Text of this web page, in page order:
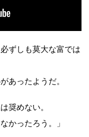
ずしも莫大な富では
あったようだ。
奨めない。
かったろう。」